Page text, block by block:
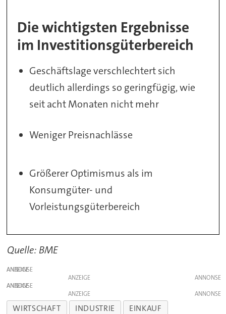
Die wichtigsten Ergebnisse
im Investitionsgüterbereich
Geschäftslage verschlechtert sich
deutlich allerdings so geringfügig, wie
seit acht Monaten nicht mehr
Weniger Preisnachlässe
Größerer Optimismus als im
Konsumgüter- und
Vorleistungsgüterbereich
Quelle: BME
ANZEIGE
ANZEIGE
ANZEIGE
ANZEIGE
WIRTSCHAFT INDUSTRIE
EINKAUF